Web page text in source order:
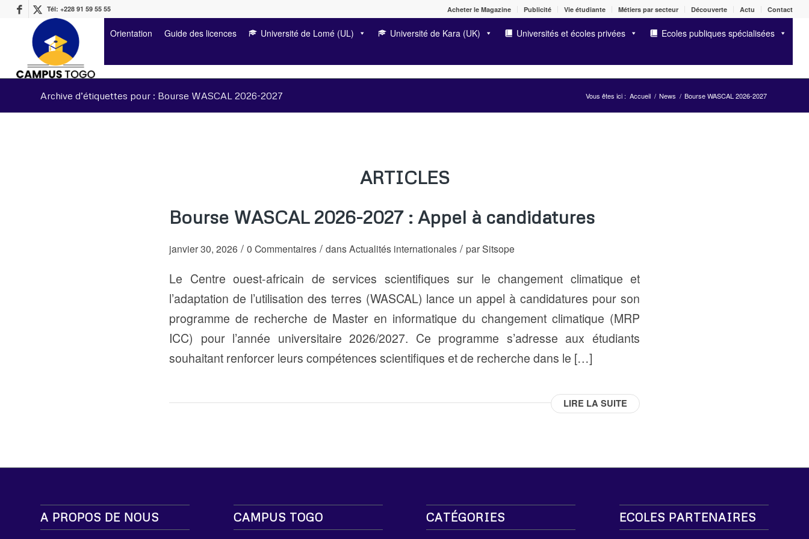
Acheter le Magazine Publicité Vie étudiante Métiers par secteur Découverte Actu Contact
Tél: +228 91 59 55 55
Orientation Guide des licences Université de Lomé (UL) Université de Kara (UK) Universités et écoles privées Ecoles publiques spécialisées
Archive d’étiquettes pour : Bourse WASCAL 2026-2027 Vous êtes ici : Accueil / News / Bourse WASCAL 2026-2027
ARTICLES
Bourse WASCAL 2026-2027 : Appel à candidatures
janvier 30, 2026 / 0 Commentaires / dansActualités internationales / parSitsope
Le Centre ouest-africain de services scientifiques sur le changement climatique et
l’adaptation de l’utilisation des terres (WASCAL) lance un appel à candidatures pour son
programme de recherche de Master en informatique du changement climatique (MRP
ICC) pour l’année universitaire 2026/2027. Ce programme s’adresse aux étudiants
souhaitant renforcer leurs compétences scientifiques et de recherche dans le […]
LIRE LA SUITE
A PROPOS DE NOUS CAMPUS TOGO CATÉGORIES ECOLES PARTENAIRES